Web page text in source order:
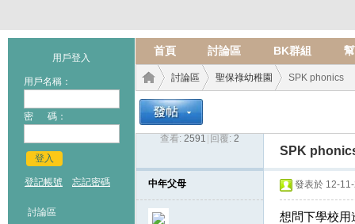
用戶登入
用戶名稱：
密 碼：
登入
登記帳號 忘記密碼
討論區
首頁 討論區 BK群組
討論區
›
聖保祿幼稚園 SPK phonics
查看: 2591 回覆: 2
SPK
中年父母 發表於 12-
想問下學校用